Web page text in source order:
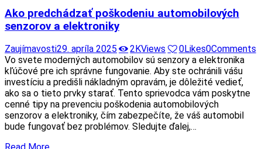
Ako predchádzať poškodeniu automobilových
senzorov a elektroniky
Zaujímavosti29. apríla 2025 2KViews 0Likes0Comments
Vo svete moderných automobilov sú senzory a elektronika
kľúčové pre ich správne fungovanie. Aby ste ochránili vášu
investíciu a predišli nákladným opravám, je dôležité vedieť,
ako sa o tieto prvky starať. Tento sprievodca vám poskytne
cenné tipy na prevenciu poškodenia automobilových
senzorov a elektroniky, čím zabezpečíte, že váš automobil
bude fungovať bez problémov. Sledujte ďalej,…